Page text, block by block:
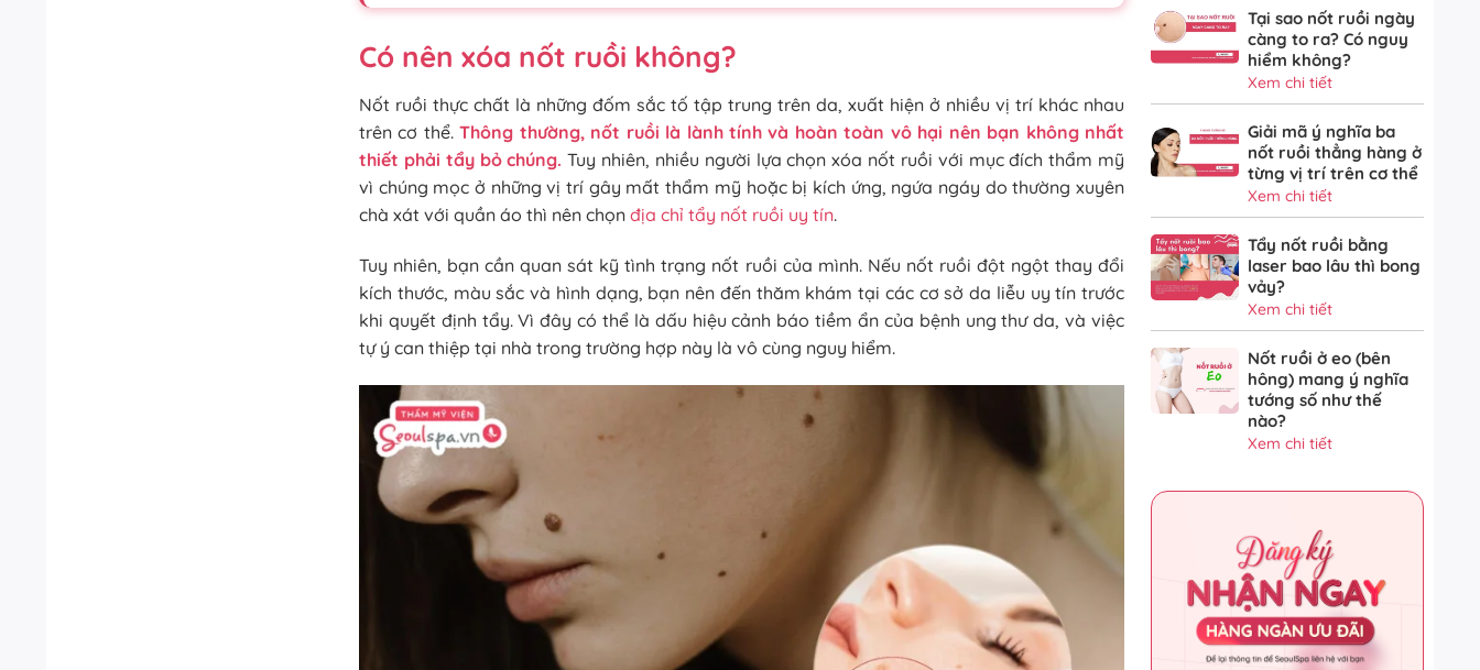
Có nên xóa nốt ruồi không?
Nốt ruồi thực chất là những đốm sắc tố tập trung trên da, xuất hiện ở nhiều vị trí khác nhau
trên cơ thể.Thông thường, nốt ruồi là lành tính và hoàn toàn vô hại nên bạn không nhất
thiết phải tẩy bỏ chúng. Tuy nhiên, nhiều người lựa chọn xóa nốt ruồi với mục đích thẩm mỹ
vì chúng mọc ở những vị trí gây mất thẩm mỹ hoặc bị kích ứng, ngứa ngáy do thường xuyên
chà xát với quần áo thì nên chọn địa chỉ tẩy nốt ruồi uy tín.
Tuy nhiên, bạn cần quan sát kỹ tình trạng nốt ruồi của mình. Nếu nốt ruồi đột ngột thay đổi
kích thước, màu sắc và hình dạng, bạn nên đến thăm khám tại các cơ sở da liễu uy tín trước
khi quyết định tẩy. Vì đây có thể là dấu hiệu cảnh báo tiềm ẩn của bệnh ung thư da, và việc
tự ý can thiệp tại nhà trong trường hợp này là vô cùng nguy hiểm.
Tại sao nốt ruồi ngày
càng to ra? Có nguy
hiểm không?
Xem chi tiết
Giải mã ý nghĩa ba
nốt ruồi thẳng hàng ở
từng vị trí trên cơ thể
Xem chi tiết
Tẩy nốt ruồi bằng
laser bao lâu thì bong
vảy?
Xem chi tiết
Nốt ruồi ở eo (bên
hông) mang ý nghĩa
tướng số như thế
nào?
Xem chi tiết